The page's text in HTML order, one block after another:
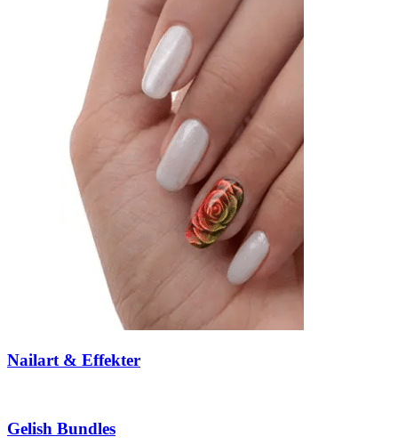
Nailart & Effekter
Gelish Bundles